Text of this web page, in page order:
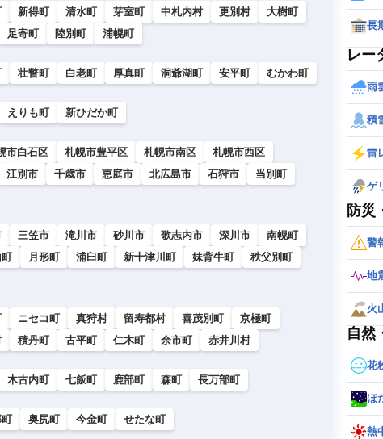
新得町 清水町 芽室町 中札内村 更別村
大樹町
足寄町 陸別町 浦幌町
壮瞥町 白老町 厚真町 洞爺湖町 安平町 むかわ町
えりも町 新ひだか町
市白石区 札幌市豊平区 札幌市南区
札幌市西区
江別市 千歳市 恵庭市 北広島市 石狩市
当別町
三笠市 滝川市 砂川市 歌志内市 深川市
南幌町
月形町 浦臼町 新十津川町 妹背牛町
秩父別町
ニセコ町 真狩村 留寿都村 喜茂別町
京極町
積丹町 古平町 仁木町 余市町 赤井川村
木古内町 七飯町 鹿部町 森町 長万部町
奥尻町 今金町 せたな町
長
レー
雨
積
雷
ゲ
防災
警
地
火
自然
花
ほ
熱